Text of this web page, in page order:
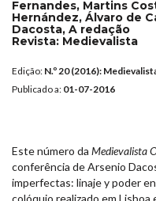
Fernandes, Martins
Hernández, Álvaro de
Dacosta, A redação
Revista: Medievalista
Edição: N.º 20 (2016):
Publicado a: 01-07-2016
Este número da Medievalista
conferência de Arsenio
imperfectas: linaje y poder
colóquio realizado em